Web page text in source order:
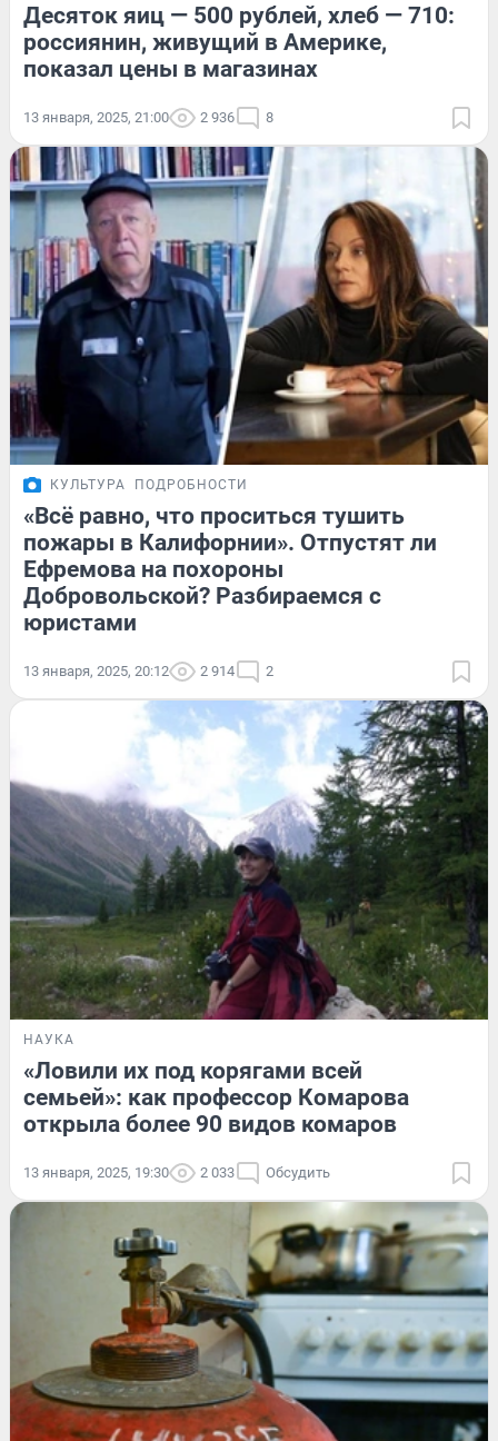
Десяток яиц — 500 рублей, хлеб — 710:
россиянин, живущий в Америке,
показал цены в магазинах
13 января, 2025, 21:00 2 936 8
КУЛЬТУРА ПОДРОБНОСТИ
«Всё равно, что проситься тушить
пожары в Калифорнии». Отпустят ли
Ефремова на похороны
Добровольской? Разбираемся с
юристами
13 января, 2025, 20:12 2 914 2
НАУКА
«Ловили их под корягами всей
семьей»: как профессор Комарова
открыла более 90 видов комаров
13 января, 2025, 19:30 2 033 Обсудить